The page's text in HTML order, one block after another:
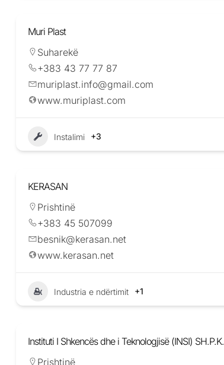
Muri Plast
Suharekë
+383 43 77 77 87
muriplast.info@gmail.com
www.muriplast.com
Instalimi +3
KERASAN
Prishtinë
+383 45 507099
besnik@kerasan.net
www.kerasan.net
Industria e ndërtimit +1
Instituti I Shkencës dhe i Teknologjisë (INSI) SH.P.K.
Prishtinë